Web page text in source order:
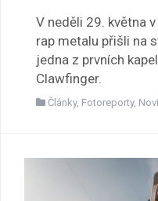
V neděli 29. května
rap metalu přišli na
jedna z prvních
Clawfinger.
Články, Fotoreporty,